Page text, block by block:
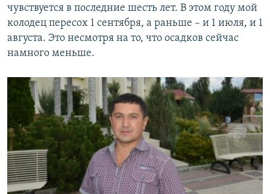
чувствуется в последние шесть лет. В этом году мой
колодец пересох 1 сентября, а раньше – и 1 июля, и 1
августа. Это несмотря на то, что осадков сейчас
намного меньше.